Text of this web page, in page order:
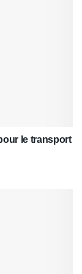
le transport